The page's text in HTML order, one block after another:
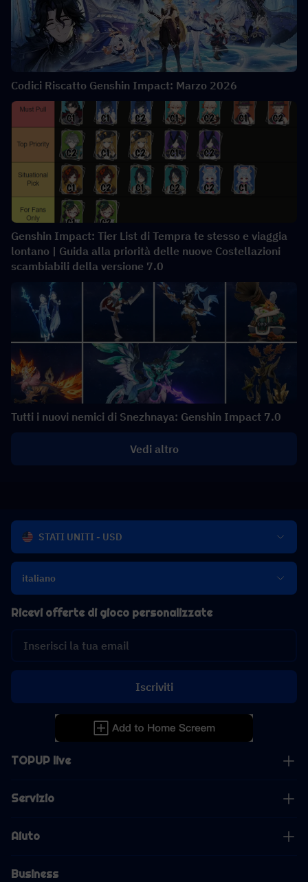
Codici Riscatto Genshin Impact: Marzo 2026
Genshin Impact: Tier List di Tempra te stesso e viaggia
lontano | Guida alla priorità delle nuove Costellazioni
scambiabili della versione 7.0
Tutti i nuovi nemici di Snezhnaya: Genshin Impact 7.0
Vedi altro
STATI UNITI - USD
italiano
TOPUP live
Servizio
Aiuto
Business
Ricevi offerte di gioco personalizzate
Iscriviti